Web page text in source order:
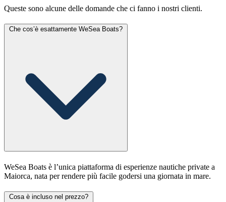
Queste sono alcune delle domande che ci fanno i nostri clienti.
Che cos’è esattamente WeSea Boats?
WeSea Boats è l’unica piattaforma di esperienze nautiche private a
Maiorca, nata per rendere più facile godersi una giornata in mare.
Cosa è incluso nel prezzo?